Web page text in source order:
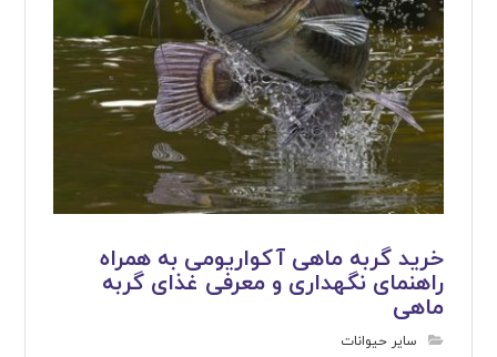
خرید گربه ماهی آکواریومی به همراه
راهنمای نگهداری و معرفی غذای گربه
ماهی
سایر حیوانات